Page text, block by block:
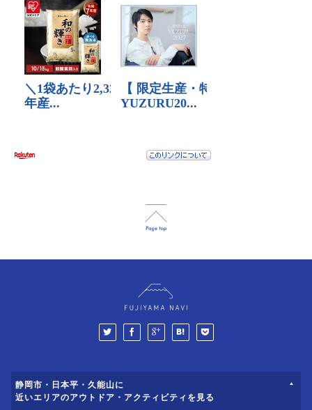
静岡市・日本平・久能山に
近いエリアのアウトドア・アクティビティを見る